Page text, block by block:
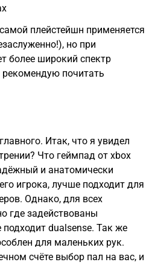
плейстейшн применяется
но при
более широкий спектр
почитать
Итак, что я увидел
Что геймпад от xbox
и анатомически
игрока, лучше подходит для
Однако, для всех
где задействованы
подходит dualsense. Так же
для маленьких рук.
счёте выбор пал на вас, и